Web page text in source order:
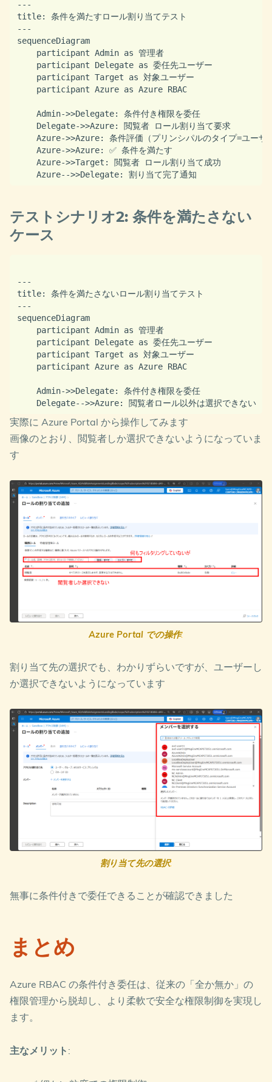
---
title: 条件を満たすロール割り当てテスト
---
sequenceDiagram
    participant Admin as 管理者
    participant Delegate as 委任先ユーザー
    participant Target as 対象ユーザー
    participant Azure as Azure RBAC
    Admin->>Delegate: 条件付き権限を委任
    Delegate->>Azure: 閲覧者 ロール割り当て要求
Azure->>Azure: 条件評価（プリンシパルのタイプ=ユーザ
    Azure->>Azure: ✅ 条件を満たす
    Azure->>Target: 閲覧者 ロール割り当て成功
テストシナリオ2: 条件を満たさない
ケース
---
title: 条件を満たさないロール割り当てテスト
---
sequenceDiagram
    participant Admin as 管理者
    participant Delegate as 委任先ユーザー
    participant Target as 対象ユーザー
    participant Azure as Azure RBAC
    Admin->>Delegate: 条件付き権限を委任
実際に Azure Portal から操作してみます
画像のとおり、閲覧者しか選択できないようになっていま
す
Azure Portal での操作:
割り当て先の選択でも、わかりずらいですが、ユーザーし
か選択できないようになっています
割り当て先の選択:
無事に条件付きで委任できることが確認できました
まとめ
Azure RBAC の条件付き委任は、従来の「全か無か」の
権限管理から脱却し、より柔軟で安全な権限制御を実現し
ます。
主なメリット :